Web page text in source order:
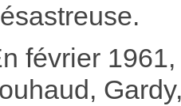
février